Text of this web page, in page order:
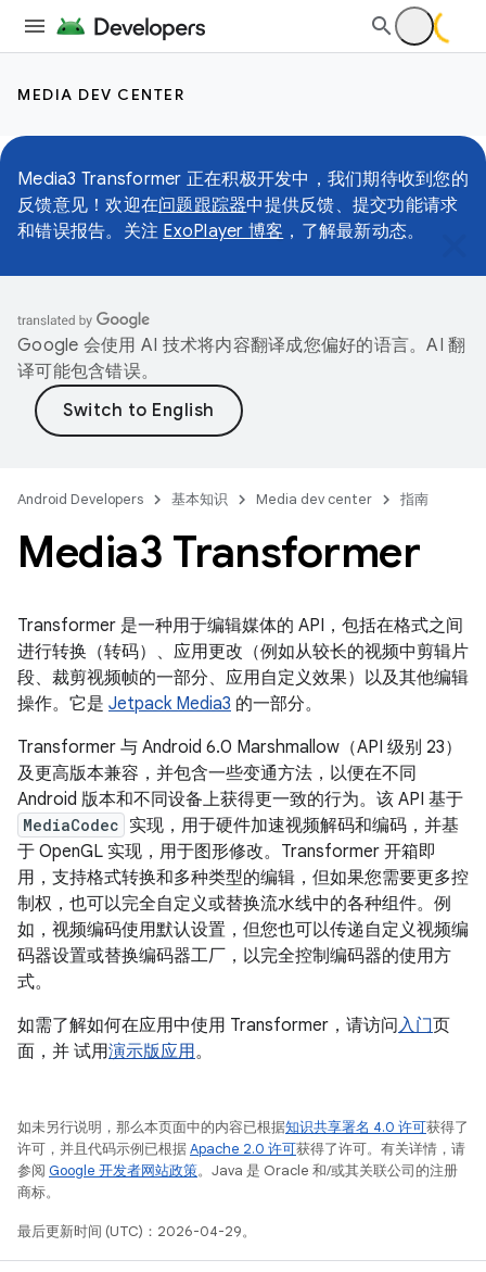
MEDIA DEV CENTER
Media3 Transformer 正在积极开发中，我们期待收到您的
反馈意见！欢迎在问题跟踪器中提供反馈、提交功能请求
和错误报告。关注 ExoPlayer 博客 ，了解最新动态。
Google 会使用 AI 技术将内容翻译成您偏好的语言。AI 翻
译可能包含错误。
Android Developers 基本知识 Media dev center 指南
Media3 Transformer
Transformer 是一种用于编辑媒体的 API，包括在格式之间
进行转换（转码）、应用更改（例如从较长的视频中剪辑片
段、裁剪视频帧的一部分、应用自定义效果）以及其他编辑
操作。它是 Jetpack Media3 的一部分。
Transformer 与 Android 6.0 Marshmallow（API 级别 23）
及更高版本兼容，并包含一些变通方法，以便在不同
Android 版本和不同设备上获得更一致的行为。该 API 基于
MediaCodec 实现，用于硬件加速视频解码和编码，并基
于 OpenGL 实现，用于图形修改。Transformer 开箱即
用，支持格式转换和多种类型的编辑，但如果您需要更多控
制权，也可以完全自定义或替换流水线中的各种组件。例
如，视频编码使用默认设置，但您也可以传递自定义视频编
码器设置或替换编码器工厂，以完全控制编码器的使用方
式。
如需了解如何在应用中使用 Transformer，请访问入门页
面，并 试用演示版应用。
如未另行说明，那么本页面中的内容已根据知识共享署名 4.0 许可获得了
许可，并且代码示例已根据Apache 2.0 许可获得了许可。有关详情，请
参阅 Google 开发者网站政策。Java 是 Oracle 和/或其关联公司的注册
商标。
最后更新时间 (UTC)：2026-04-29。